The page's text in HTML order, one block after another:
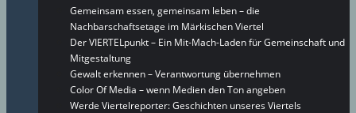
Gemeinsam essen, gemeinsam leben – die
Nachbarschaftsetage im Märkischen Viertel
Der VIERTELpunkt – Ein Mit-Mach-Laden für Gemeinschaft und
Mitgestaltung
Gewalt erkennen – Verantwortung übernehmen
Color Of Media – wenn Medien den Ton angeben
Werde Viertelreporter: Geschichten unseres Viertels